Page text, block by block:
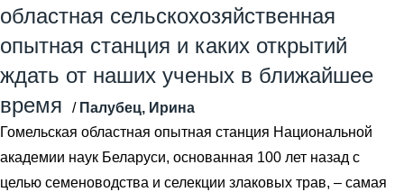
областная сельскохозяйственная
опытная станция и каких открытий
ждать от наших ученых в ближайшее
время
/ Палубец, Ирина
Гомельская областная опытная станция Национальной
академии наук Беларуси, основанная 100 лет назад с
целью семеноводства и селекции злаковых трав, – самая